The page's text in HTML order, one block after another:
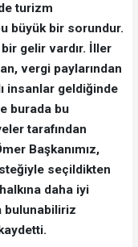
turizm
büyük bir sorundur.
gelir vardır. İller
vergi paylarından
insanlar geldiğinde
burada bu
tarafından
Başkanımız,
seçildikten
daha iyi
bulunabiliriz